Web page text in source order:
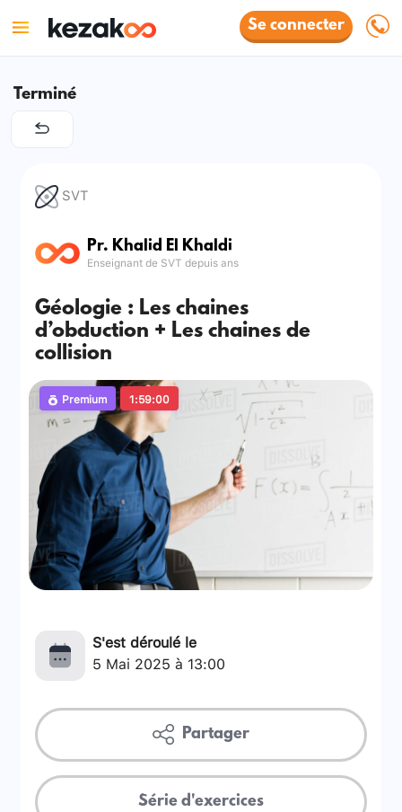
Se connecter
Terminé
SVT
Pr. Khalid El Khaldi
Enseignant de SVT depuis ans
Géologie : Les chaines
d’obduction + Les chaines de
collision
Premium 1:59:00
S'est déroulé le
5 Mai 2025 à 13:00
Partager
Série d'exercices